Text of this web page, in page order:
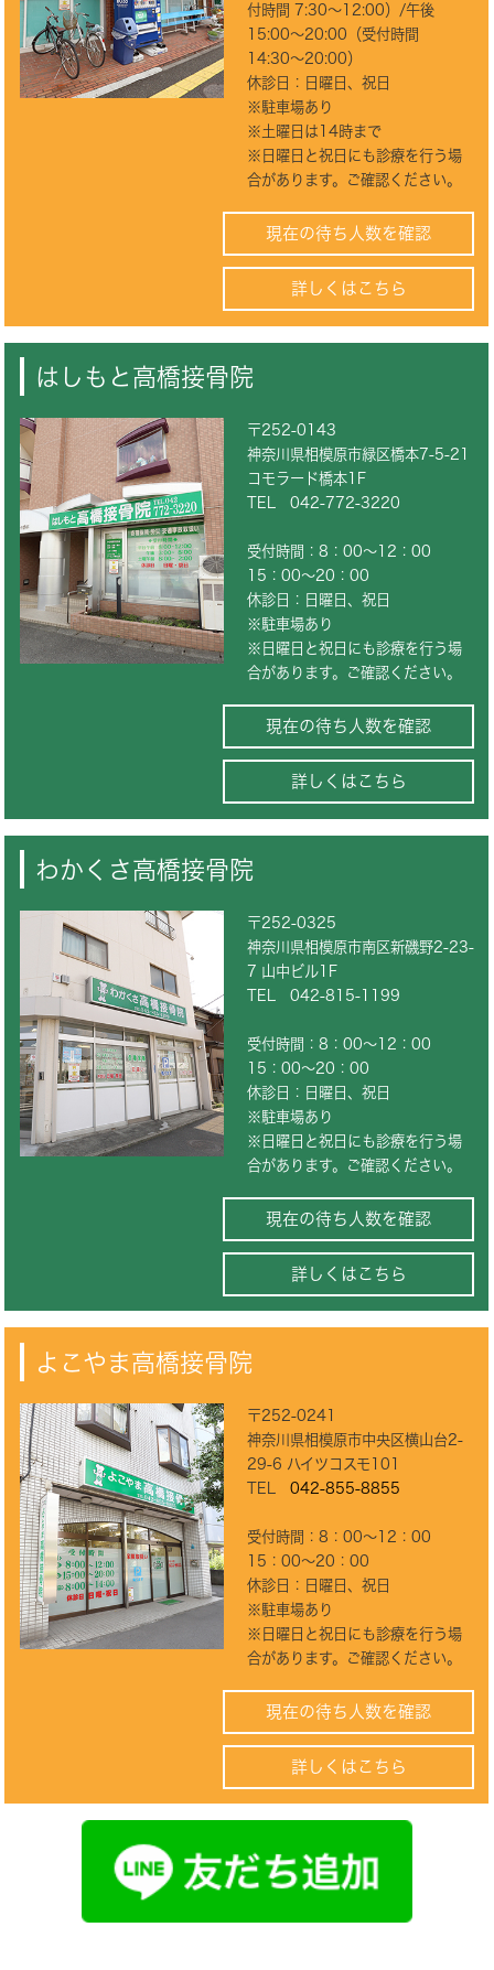
付時間 7:30〜12:00）/午後
15:00〜20:00（受付時間
14:30〜20:00）
休診日：日曜日、祝日
※駐車場あり
※土曜日は14時まで
※日曜日と祝日にも診療を行う場
合があります。ご確認ください。
現在の待ち人数を確認
詳しくはこちら
はしもと高橋接骨院
〒252-0143
神奈川県相模原市緑区橋本7-5-21
コモラード橋本1F
TEL 042-772-3220
受付時間：8：00～12：00
15：00～20：00
休診日：日曜日、祝日
※駐車場あり
※日曜日と祝日にも診療を行う場
合があります。ご確認ください。
現在の待ち人数を確認
詳しくはこちら
わかくさ高橋接骨院
〒252-0325
神奈川県相模原市南区新磯野2-23-
7 山中ビル1F
TEL 042-815-1199
受付時間：8：00～12：00
15：00～20：00
休診日：日曜日、祝日
※駐車場あり
※日曜日と祝日にも診療を行う場
合があります。ご確認ください。
現在の待ち人数を確認
詳しくはこちら
よこやま高橋接骨院
〒252-0241
神奈川県相模原市中央区横山台2-
29-6 ハイツコスモ101
TEL 042-855-8855
受付時間：8：00～12：00
15：00～20：00
休診日：日曜日、祝日
※駐車場あり
※日曜日と祝日にも診療を行う場
合があります。ご確認ください。
現在の待ち人数を確認
詳しくはこちら